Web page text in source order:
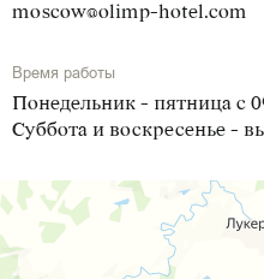
moscow@olimp-hotel.com
Время работы
Понедельник - пятница с
Суббота и воскресенье -